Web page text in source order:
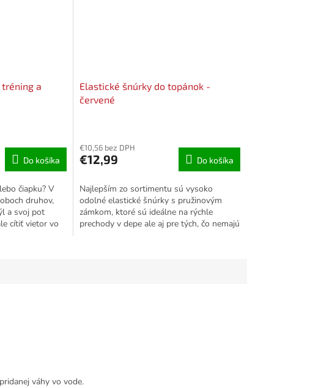
a
Do košíka
čiapku? V
druhov,
a svoj pot
cítiť vietor vo
Elastické šnúrky do topánok -
červené
€10,56 bez DPH
€12,99 Do košíka
Najlepším zo sortimentu sú vysoko
odolné elastické šnúrky s pružinovým
zámkom, ktoré sú ideálne na rýchle
prechody v depe ale aj pre tých, čo nemajú
váhy vo vode.